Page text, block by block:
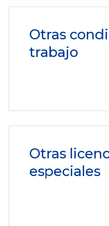
Otras
trabajo
Otras
especiales